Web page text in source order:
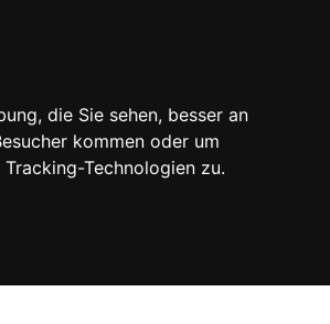
die Sie sehen, besser an
kommen oder um
Technologien zu.